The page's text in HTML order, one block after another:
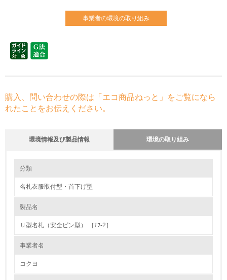
事業者の環境の取り組み
購入、問い合わせの際は「エコ商品ねっと」をご覧になら
れたことをお伝えください。
環境情報及び製品情報 環境の取り組み
1.環境取り組み体制
分類
名札衣服取付型・首下げ型
製品名
Ｕ型名札（安全ピン型） ［ﾅﾌ-2］
事業者名
コクヨ